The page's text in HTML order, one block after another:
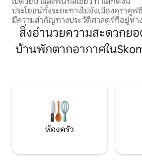
ประโยชน์ทั้งระยะทางไปยังเมืองคราคูฟ
มีความสำคัญทางประวัติศาสตร์ที่อยู่ห่าง
ออกไป 50 กม. และเมืองท่องเที่ยวซาโคป
ที่อยู่ห่างออกไป 50 กม. มีเส้นทางเดินป่า
และลานสกีมากมายในพื้นที่ บริเวณนี้เห
โดยมีค่าใช้จ่ายเพิ่มเติม ฉันขอแนะนำเป็น
สิ่งอำนวยความสะดวกย
บ้านพักตากอากาศใน
ห้องครัว